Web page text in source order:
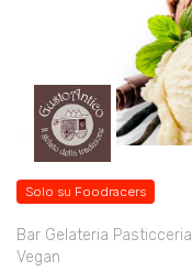
Solo su Foodracers
Bar Gelateria Pasticceria
Vegan